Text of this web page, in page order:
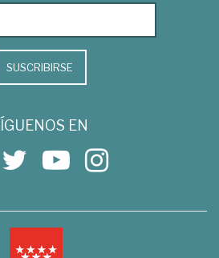
SUSCRIBIRSE
EN